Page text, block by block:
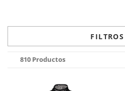
FILTROS
810 Productos